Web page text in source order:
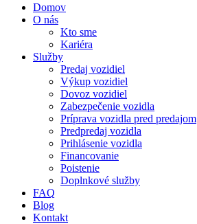
Domov
O nás
Kto sme
Kariéra
Služby
Predaj vozidiel
Výkup vozidiel
Dovoz vozidiel
Zabezpečenie vozidla
Príprava vozidla pred predajom
Predpredaj vozidla
Prihlásenie vozidla
Financovanie
Poistenie
Doplnkové služby
FAQ
Blog
Kontakt